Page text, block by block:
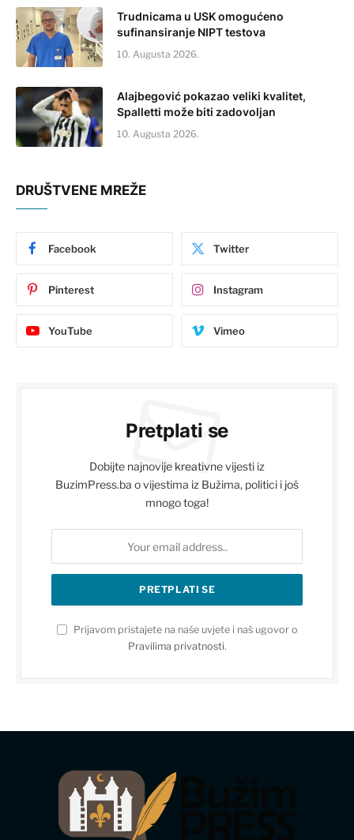
Trudnicama u USK omogućeno
sufinansiranje NIPT testova
10. Augusta 2026.
Alajbegović pokazao veliki kvalitet,
Spalletti može biti zadovoljan
10. Augusta 2026.
DRUŠTVENE MREŽE
Facebook Twitter
Pinterest Instagram
YouTube Vimeo
Pretplati se
Dobijte najnovije kreativne vijesti iz
BuzimPress.ba o vijestima iz Bužima, politici i još
mnogo toga!
Prijavom pristajete na naše uvjete i naš ugovor o
Pravilima privatnosti.